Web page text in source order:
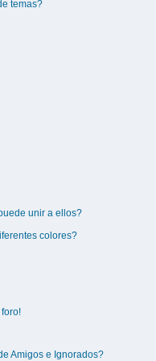
temas?
unir a ellos?
colores?
Amigos e Ignorados?